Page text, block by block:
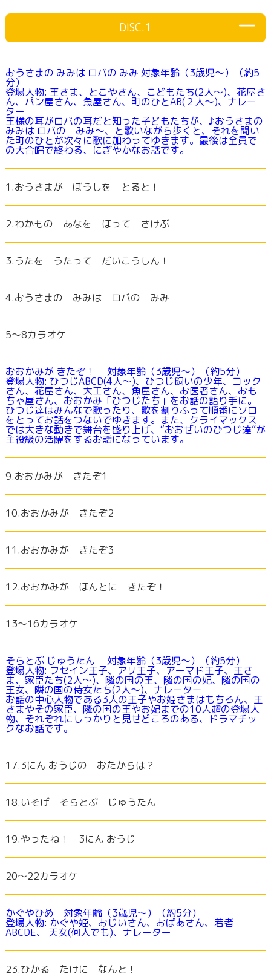
DISC.1
おうさまの みみは ロバの みみ 対象年齢（3歳児～）（約5
分）
登場人物: 王さま、とこやさん、こどもたち(2人～)、花屋さ
ん、パン屋さん、魚屋さん、町のひとAB(２人～)、ナレー
ター
王様の耳がロバの耳だと知った子どもたちが、♪おうさまの
みみは ロバの みみ～、と歌いながら歩くと、それを聞い
た町のひとが次々に歌に加わってゆきます。最後は全員で
の大合唱で終わる、にぎやかなお話です。
1.おうさまが ぼうしを とると！
2.わかもの あなを ほって さけぶ
3.うたを うたって だいこうしん！
4.おうさまの みみは ロバの みみ
5～8カラオケ
おおかみが きたぞ！ 対象年齢（3歳児～）（約5分）
登場人物: ひつじABCD(4人～)、ひつじ飼いの少年、コック
さん、花屋さん、大工さん、魚屋さん、お医者さん、おも
ちゃ屋さん、おおかみ「ひつじたち」をお話の語り手に。
ひつじ達はみんなで歌ったり、歌を割りふって順番にソロ
をとってお話をつないでゆきます。また、クライマックス
では大きな動きで舞台を盛り上げ、“おおぜいのひつじ達”が
主役級の活躍をするお話になっています。
9.おおかみが きたぞ1
10.おおかみが きたぞ2
11.おおかみが きたぞ3
12.おおかみが ほんとに きたぞ！
13～16カラオケ
そらとぶ じゅうたん 対象年齢（3歳児～）（約5分）
登場人物: フセイン王子、アリ王子、アーマド王子、王さ
ま、家臣たち(2人～)、隣の国の王、隣の国の妃、隣の国の
王女、隣の国の侍女たち(2人～)、ナレーター
お話の中心人物である3人の王子やお姫さまはもちろん、王
さまやその家臣、隣の国の王やお妃までの10人超の登場人
物、それぞれにしっかりと見せどころのある、ドラマチッ
クなお話です。
17.3にん おうじの おたからは？
18.いそげ そらとぶ じゅうたん
19.やったね！ 3にん おうじ
20～22カラオケ
かぐやひめ 対象年齢（3歳児～）（約5分）
登場人物: かぐや姫、おじいさん、おばあさん、若者
ABCDE、 天女(何人でも)、ナレーター
23.ひかる たけに なんと！